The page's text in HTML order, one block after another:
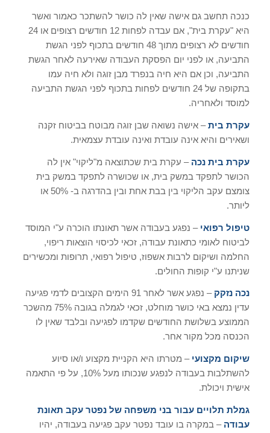
כנכה תחשב גם אישה שאין לה כושר להשתכר כאמור ואשר
היא "עקרת בית", אם עבדה לפחות 12 חודשים רצופים או 24
חודשים לא רצופים מתוך 48 חודשים בתכוף לפני הגשת
התביעה, או לפני יום הפסקת העבודה שאירעה לאחר הגשת
התביעה, וכן אם היא חיה בנפרד מבן זוגה ולא חיה עמו
בתקופה של 24 חודשים לפחות בתכוף לפני הגשת התביעה
למוסד ולאחריה.
עקרת בית– אישה נשואה שבן זוגה מבוטח בביטוח זקנה
ושאירים והיא אינה עובדת ואינה עובדת עצמאית.
עקרת בית נכה – עקרת בית שכתוצאה מ"ליקוי" אין לה
הכושר לתפקד במשק בית, או שכושרה לתפקד במשק בית
צומצם עקב הליקוי בין בבת אחת ובין בהדרגה ב- 50% או
ליותר.
טיפול רפואי – נפגע בעבודה אשר תאונתו הוכרה ע"י המוסד
לביטוח לאומי כתאונת עבודה, זכאי לכיסוי הוצאות ריפוי,
החלמה ושיקום לרבות אשפוז, טיפול רפואי, תרופות ומכשירים
שניתנו ע"י קופות החולים.
נכה נזקק
– נפגע אשר לאחר 91 הימים הקצובים לדמי פגיעה
עדין נמצא באי כושר מוחלט, זכאי לגמלה בגובה 75% מהשכר
הממוצע בשלושת החודשים שקדמו לפגיעה ובלבד שאין לו
הכנסה מכל מקור אחר.
שיקום מקצועי – מטרתו היא הקניית מקצוע ו/או סיוע
להשתלבות בעבודה לנפגע שנכותו מעל 10%, על פי התאמה
אישית ויכולת.
גמלת תלויים עבור בני משפחה של נפטר עקב תאונת
עבודה – במקרה בו עובד נפטר עקב פגיעה בעבודה, יהיו